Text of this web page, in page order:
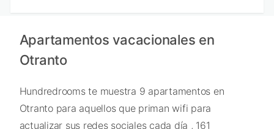
Apartamentos vacacionales en
Otranto
Hundredrooms te muestra 9 apartamentos en
Otranto para aquellos que priman wifi para
actualizar sus redes sociales cada día , 161